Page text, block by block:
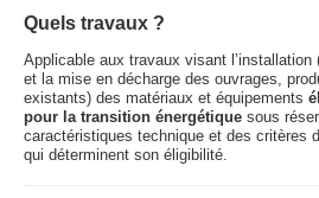
Quels travaux ?
Applicable aux travaux visant
et la mise en décharge des ouvrages,
existants) des matériaux et équipements
pour la transition énergétique sous
caractéristiques technique et des critères
qui déterminent son éligibilité.